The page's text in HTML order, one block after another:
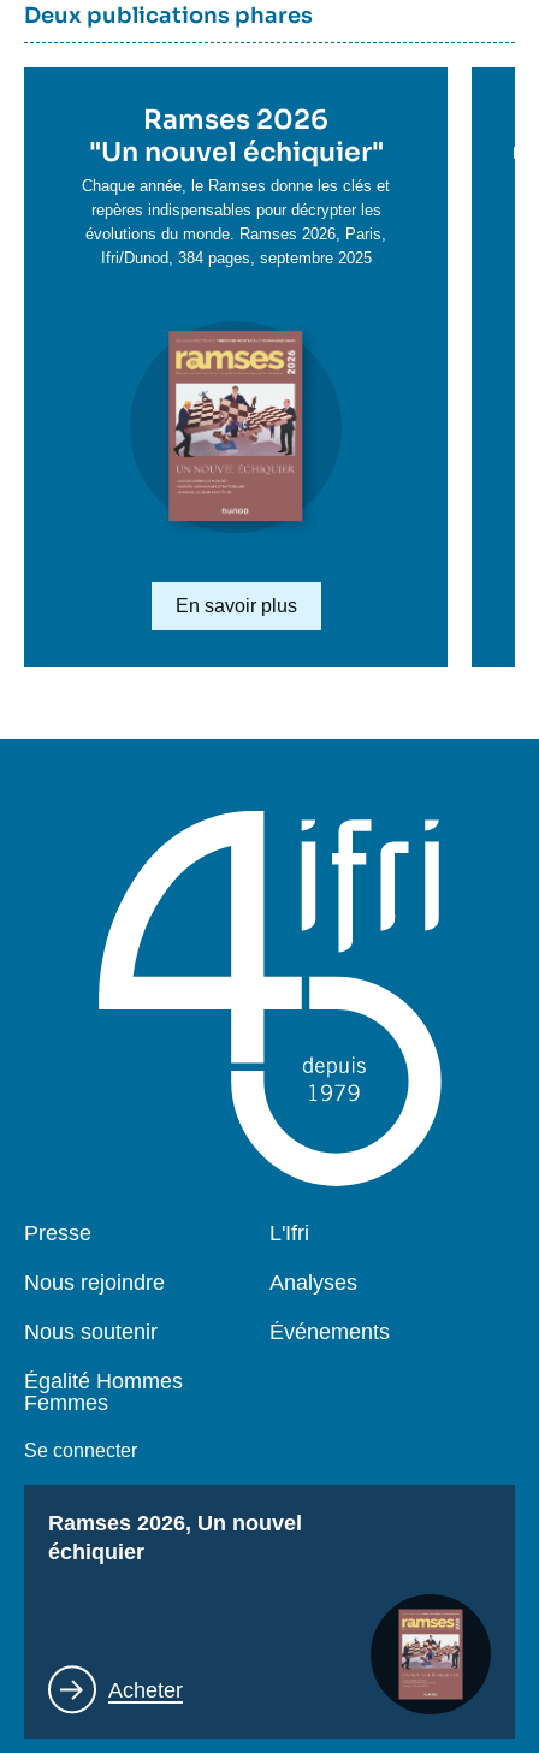
Dernière
parutions
Titre
container
Deux publications phares
en
savoir
plus
Ramses 2026
"Un nouvel échiquier"
Chaque année, le Ramses donne les clés et
repères indispensables pour décrypter les
évolutions du monde. Ramses 2026, Paris,
Ifri/Dunod, 384 pages, septembre 2025
savoir
Lien en savoir plus
En savoir plus
Pied
Presse
Nous rejoindre
Nous soutenir
Égalité Hommes
Femmes
Se connecter
Navigation
L'Ifri
Analyses
Événements
Titre
Ramses 2026, Un nouvel
échiquier
Lien
Acheter